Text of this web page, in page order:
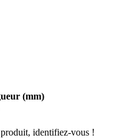
(mm)
identifiez-vous !